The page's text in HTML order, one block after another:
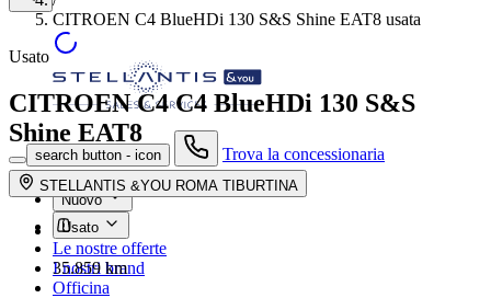
search button - icon Trova la concessionaria
Nuovo
Usato
Le nostre offerte
I nostri brand
Officina
CITROEN C4 BlueHDi 130 S&S Shine EAT8 usata
Usato
CITROEN C4C4 BlueHDi 130 S&S
Shine EAT8
STELLANTIS &YOU ROMA TIBURTINA
35.859 km